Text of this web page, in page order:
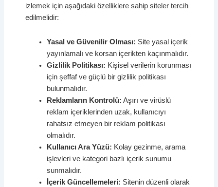
izlemek için aşağıdaki özelliklere sahip siteler tercih
edilmelidir:
Yasal ve Güvenilir Olması: Site yasal içerik
yayınlamalı ve korsan içerikten kaçınmalıdır.
Gizlilik Politikası: Kişisel verilerin korunması
için şeffaf ve güçlü bir gizlilik politikası
bulunmalıdır.
Reklamların Kontrolü: Aşırı ve virüslü
reklam içeriklerinden uzak, kullanıcıyı
rahatsız etmeyen bir reklam politikası
olmalıdır.
Kullanıcı Ara Yüzü: Kolay gezinme, arama
işlevleri ve kategori bazlı içerik sunumu
sunmalıdır.
İçerik Güncellemeleri: Sitenin düzenli olarak